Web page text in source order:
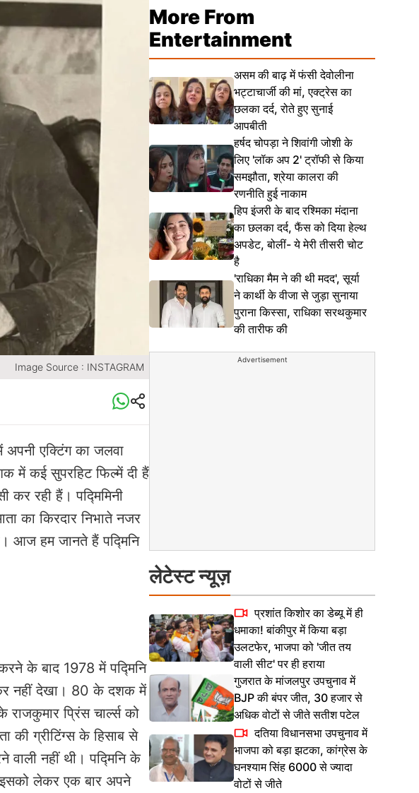
Image Source : INSTAGRAM
अपनी एक्टिंग का जलवा
में कई सुपरहिट फिल्में दी हैं
कर रही हैं। पद्मिमिनी
का किरदार निभाते नजर
आज हम जानते हैं पद्मिनि
के बाद 1978 में पद्मिनि
नहीं देखा। 80 के दशक में
प्रिंस चार्ल्स को
की ग्रीटिंग्स के हिसाब से
नहीं थी। पद्मिनि के
लेकर एक बार अपने
More From
Entertainment
असम की बाढ़ में फंसी देवोलीना
भट्टाचार्जी की मां, एक्ट्रेस का
छलका दर्द, रोते हुए सुनाई
आपबीती
हर्षद चोपड़ा ने शिवांगी जोशी के
लिए 'लॉक अप 2' ट्रॉफी से किया
समझौता, श्रेया कालरा की
रणनीति हुई नाकाम
हिप इंजरी के बाद रश्मिका मंदाना
का छलका दर्द, फैंस को दिया हेल्थ
अपडेट, बोलीं- ये मेरी तीसरी चोट
है
'राधिका मैम ने की थी मदद', सूर्या
ने कार्थी के वीजा से जुड़ा सुनाया
पुराना किस्सा, राधिका सरथकुमार
की तारीफ की
Advertisement
लेटेस्ट न्यूज़
प्रशांत किशोर का डेब्यू में ही
धमाका! बांकीपुर में किया बड़ा
उलटफेर, भाजपा को 'जीत तय
वाली सीट' पर ही हराया
गुजरात के मांजलपुर उपचुनाव में
BJP की बंपर जीत, 30 हजार से
अधिक वोटों से जीते सतीश पटेल
दतिया विधानसभा उपचुनाव में
भाजपा को बड़ा झटका, कांग्रेस के
घनश्याम सिंह 6000 से ज्यादा
वोटों से जीते